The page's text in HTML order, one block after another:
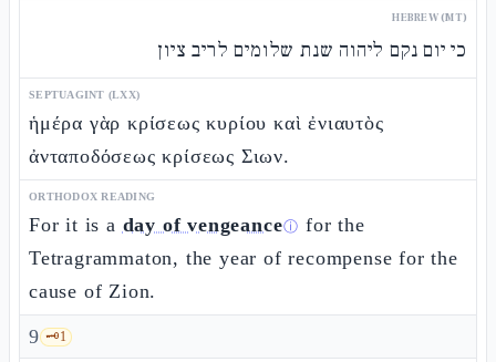
HEBREW (MT)
כי יום נקם ליהוה שנת שלומים לריב ציון
SEPTUAGINT (LXX)
ἡμέρα γὰρ κρίσεως κυρίου καὶ ἐνιαυτὸς
ἀνταποδόσεως κρίσεως Σιων.
ORTHODOX READING
For it is a day of vengeanceⓘ for the
Tetragrammaton, the year of recompense for the
cause of Zion.
9 🗝️1